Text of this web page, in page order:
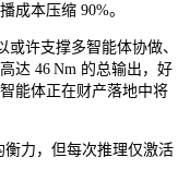
成本压缩 90%。
许支撑多智能体协做、
达 46 Nm 的总输出，好
能体正在财产落地中将
力，但每次推理仅激活